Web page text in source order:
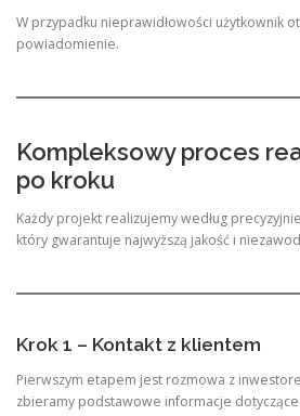
W przypadku nieprawidłowości użytkownik
powiadomienie.
Kompleksowy proces
po kroku
Każdy projekt realizujemy według
który gwarantuje najwyższą jakość i
Krok 1 – Kontakt z klientem
Pierwszym etapem jest rozmowa z
zbieramy podstawowe informacje